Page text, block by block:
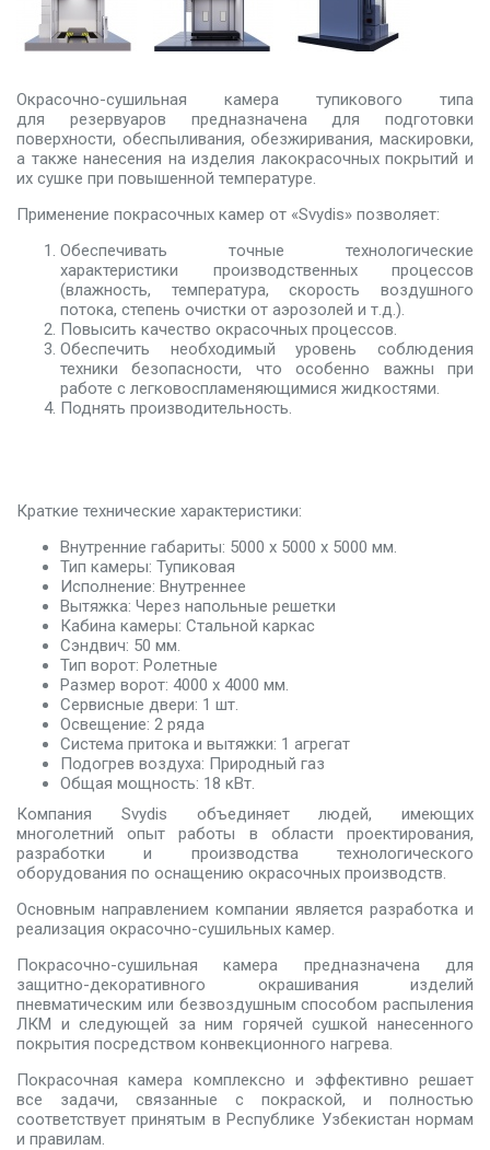
Окрасочно-сушильная камера тупикового типа
для резервуаров предназначена для подготовки
поверхности, обеспыливания, обезжиривания, маскировки,
а также нанесения на изделия лакокрасочных покрытий и
их сушке при повышенной температуре.
Применение покрасочных камер от «Svydis» позволяет:
Обеспечивать точные технологические
характеристики производственных процессов
(влажность, температура, скорость воздушного
потока, степень очистки от аэрозолей и т.д.).
Повысить качество окрасочных процессов.
Обеспечить необходимый уровень соблюдения
техники безопасности, что особенно важны при
работе с легковоспламеняющимися жидкостями.
Поднять производительность.
Краткие технические характеристики:
Внутренние габариты: 5000 х 5000 х 5000 мм.
Тип камеры: Тупиковая
Исполнение: Внутреннее
Вытяжка: Через напольные решетки
Кабина камеры: Стальной каркас
Сэндвич: 50 мм.
Тип ворот: Ролетные
Размер ворот: 4000 х 4000 мм.
Сервисные двери: 1 шт.
Освещение: 2 ряда
Система притока и вытяжки: 1 агрегат
Подогрев воздуха: Природный газ
Общая мощность: 18 кВт.
Компания Svydis объединяет людей, имеющих
многолетний опыт работы в области проектирования,
разработки и производства технологического
оборудования по оснащению окрасочных производств.
Основным направлением компании является разработка и
реализация окрасочно-сушильных камер.
Покрасочно-сушильная камера предназначена для
защитно-декоративного окрашивания изделий
пневматическим или безвоздушным способом распыления
ЛКМ и следующей за ним горячей сушкой нанесенного
покрытия посредством конвекционного нагрева.
Покрасочная камера комплексно и эффективно решает
все задачи, связанные с покраской, и полностью
соответствует принятым в Республике Узбекистан нормам
и правилам.